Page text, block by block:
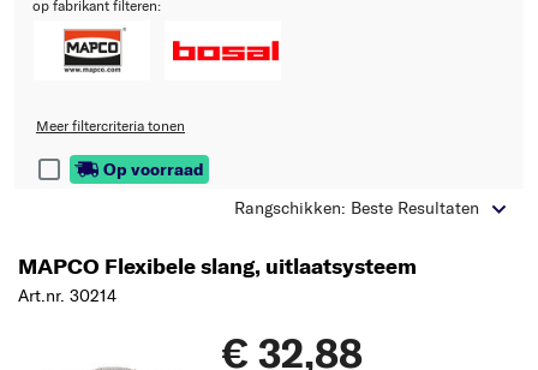
Of selecteer voertuig volgens criteria:
Selecteer fabrikant
Selecteer model
Selecteer type
op fabrikant filteren:
Meer filtercriteria tonen
Op voorraad
Rangschikken: Beste Resultaten
MAPCO Flexibele slang, uitlaatsysteem
Art.nr. 30214
€ 32,88